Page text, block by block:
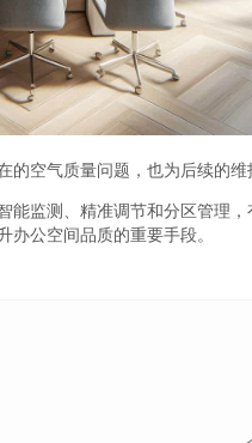
的空气质量问题，也为后续的
能监测、精准调节和分区管理
办公空间品质的重要手段。